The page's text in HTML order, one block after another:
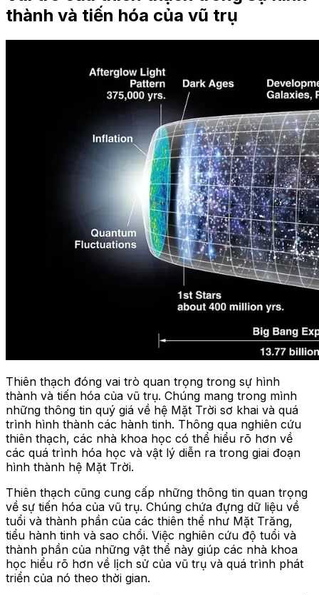
thành và tiến hóa của vũ trụ
Thiên thạch đóng vai trò quan trọng trong sự hình
thành và tiến hóa của vũ trụ. Chúng mang trong mình
những thông tin quý giá về hệ Mặt Trời sơ khai và quá
trình hình thành các hành tinh. Thông qua nghiên cứu
thiên thạch, các nhà khoa học có thể hiểu rõ hơn về
các quá trình hóa học và vật lý diễn ra trong giai đoạn
hình thành hệ Mặt Trời.
Thiên thạch cũng cung cấp những thông tin quan trọng
về sự tiến hóa của vũ trụ. Chúng chứa đựng dữ liệu về
tuổi và thành phần của các thiên thể như Mặt Trăng,
tiểu hành tinh và sao chổi. Việc nghiên cứu độ tuổi và
thành phần của những vật thể này giúp các nhà khoa
học hiểu rõ hơn về lịch sử của vũ trụ và quá trình phát
triển của nó theo thời gian.